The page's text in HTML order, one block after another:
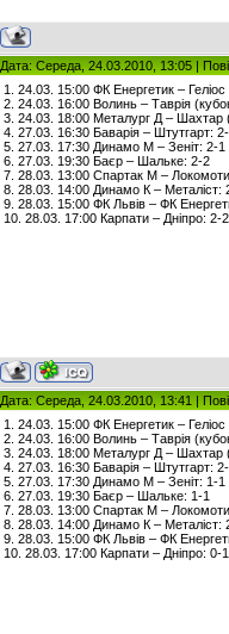
Дата: Середа, 24.03.2010, 13:05 |
1. 24.03. 15:00 ФК Енергетик – Геліос
2. 24.03. 16:00 Волинь – Таврія
3. 24.03. 18:00 Металург Д – Шахтар
4. 27.03. 16:30 Баварія – Штутгарт:
5. 27.03. 17:30 Динамо М – Зеніт: 2-1
6. 27.03. 19:30 Баєр – Шальке: 2-2
7. 28.03. 13:00 Спартак М –
8. 28.03. 14:00 Динамо К – Металіст:
9. 28.03. 15:00 ФК Львів – ФК
10. 28.03. 17:00 Карпати – Дніпро: 2-2
Дата: Середа, 24.03.2010, 13:41 |
1. 24.03. 15:00 ФК Енергетик – Геліос
2. 24.03. 16:00 Волинь – Таврія
3. 24.03. 18:00 Металург Д – Шахтар
4. 27.03. 16:30 Баварія – Штутгарт:
5. 27.03. 17:30 Динамо М – Зеніт: 1-1
6. 27.03. 19:30 Баєр – Шальке: 1-1
7. 28.03. 13:00 Спартак М –
8. 28.03. 14:00 Динамо К – Металіст:
9. 28.03. 15:00 ФК Львів – ФК
10. 28.03. 17:00 Карпати – Дніпро: 0-1